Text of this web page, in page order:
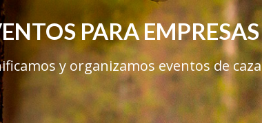
PARA EMPRESAS
y organizamos eventos de caza